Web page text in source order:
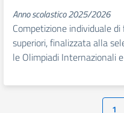
Anno scolastico 2025/2026
Competizione individuale
superiori, finalizzata alla
le Olimpiadi Internazionali
1